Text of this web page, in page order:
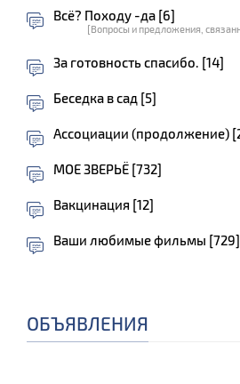
Всё? Походу -да [6]
[Вопросы и предложения,
За готовность спасибо. [14]
Беседка в сад [5]
Ассоциации (продолжение)
МОЕ ЗВЕРЬЁ [732]
Вакцинация [12]
Ваши любимые фильмы [729]
ОБЪЯВЛЕНИЯ